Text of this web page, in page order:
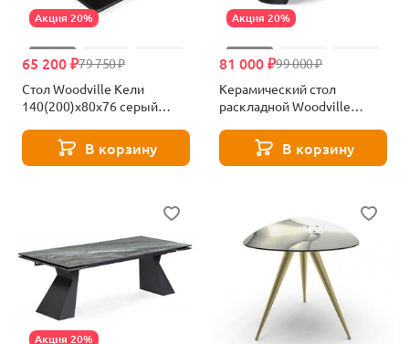
Акция 20%
79 750 ₽
65 200 ₽
Стол Woodville Кели
140(200)х80х76 серый
В корзину
Акция 20%
99 000 ₽
81 000 ₽
Керамический стол
раскладной Woodville
588030
В корзину
Акция 20%